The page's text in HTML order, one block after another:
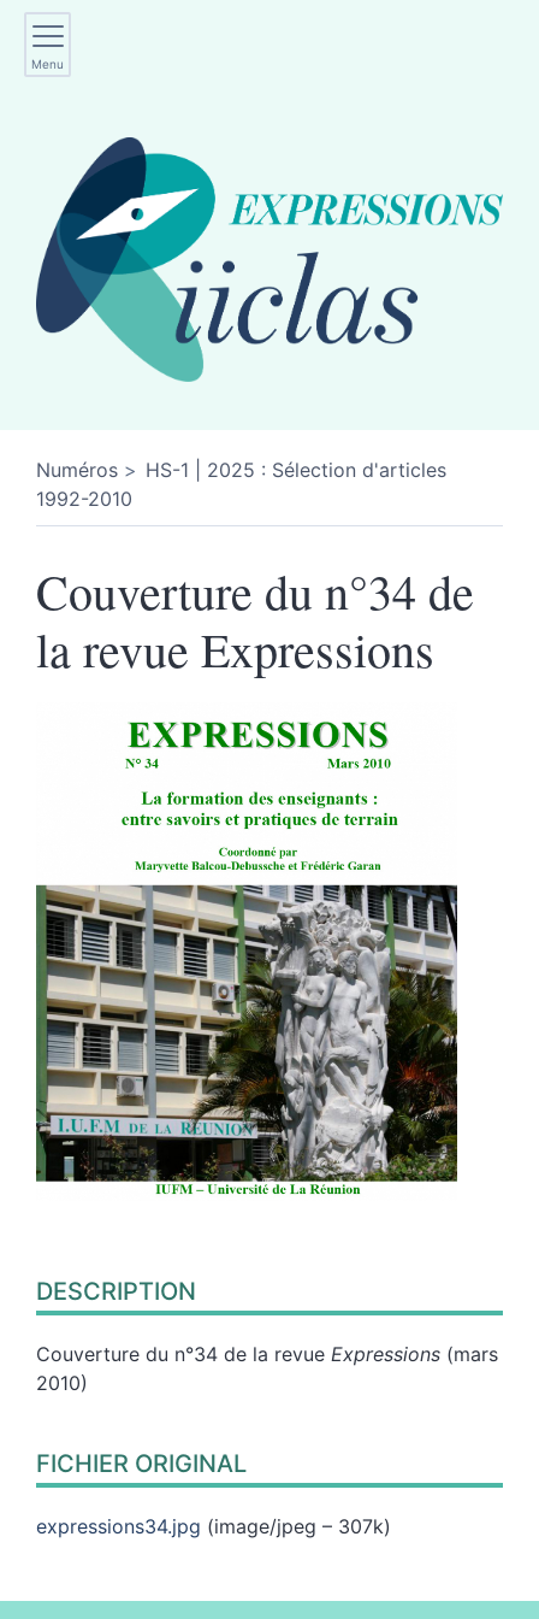
Menu
Numéros
HS-1 | 2025 : Sélection d'articles
1992-2010
Couverture du n°34 de
la revue Expressions
DESCRIPTION
Couverture du n°34 de la revue Expressions (mars
2010)
FICHIER ORIGINAL
expressions34.jpg (image/jpeg – 307k)